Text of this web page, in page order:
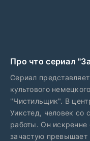
Про что сериал
Сериал
культового
"Чистильщик". В
Уикстед, человек со
работы. Он искренне
зачастую превышает